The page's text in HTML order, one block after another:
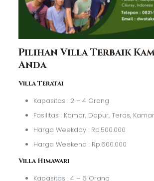
Pilihan Villa Terbaik
Anda
Villa Teratai
Kapasitas : 2 – 4 Orang
Fasilitas : Kamar, Dapur, Teras,
Harga Weekday : Rp.500.000
Harga Weekend : Rp.600.000
Villa Himawari
Kapasitas : 4 – 6 Orang